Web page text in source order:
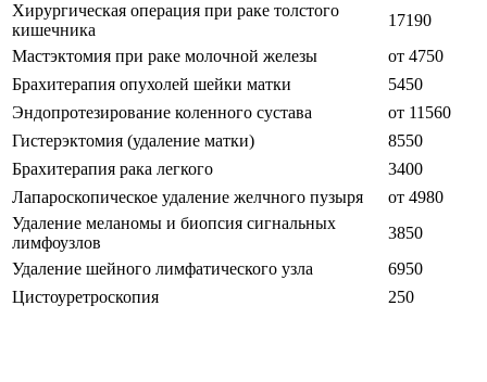
Хирургическая операция при раке толстого
кишечника
17190
Мастэктомия при раке молочной железы
от 4750
Брахитерапия опухолей шейки матки
5450
Эндопротезирование коленного сустава
от 11560
Гистерэктомия (удаление матки)
8550
Брахитерапия рака легкого
3400
Лапароскопическое удаление желчного пузыря
от 4980
Удаление меланомы и биопсия сигнальных
лимфоузлов
3850
Удаление шейного лимфатического узла
6950
Цистоуретроскопия
250